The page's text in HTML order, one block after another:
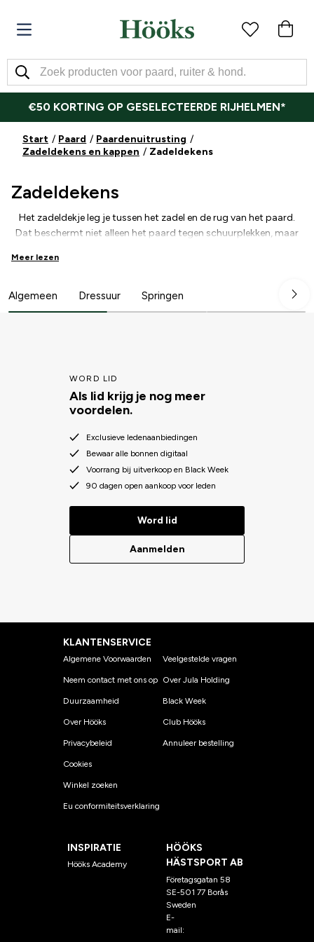
€50 KORTING OP GESELECTEERDE RIJHELMEN*
Start Paard
Paardenuitrusting
Zadeldekens en kappen
Zadeldekens
Zadeldekens
Het zadeldekje leg je tussen het zadel en de rug van het paard.
Dat beschermt niet alleen het paard tegen schuurplekken, maar
comfortabel blijft tijdens het rijden. Er zijn diverse modellen
respectievelijk dressuur- en springzadels, terwijl een allround
zadeldekje is afgestemd op gebruik met zowel allround zadels
Meer lezen
Algemeen Dressuur Springen
WORD LID
Als lid krijg je nog meer
voordelen.
Exclusieve ledenaanbiedingen
Bewaar alle bonnen digitaal
Voorrang bij uitverkoop en Black Week
90 dagen open aankoop voor leden
Word lid
Aanmelden
KLANTENSERVICE
Algemene Voorwaarden
Neem contact met ons op
Duurzaamheid
Over Hööks
Privacybeleid
Cookies
Winkel zoeken
Eu conformiteitsverklaring
Veelgestelde vragen
Over Jula Holding
Black Week
Club Hööks
Annuleer bestelling
INSPIRATIE
Hööks Academy
HÖÖKS
HÄSTSPORT AB
Företagsgatan 58
SE-501 77 Borås
Sweden
E-
mail: